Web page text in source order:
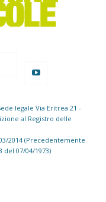
legale Via Eritrea 21 -
al Registro delle
2014 (Precedentemente
del 07/04/1973)